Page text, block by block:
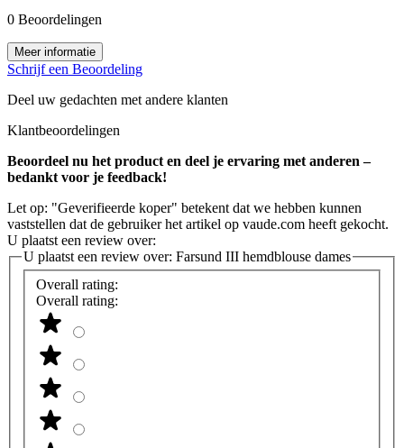
0 Beoordelingen
Meer informatie
Schrijf een Beoordeling
Deel uw gedachten met andere klanten
Klantbeoordelingen
Beoordeel nu het product en deel je ervaring met anderen –
bedankt voor je feedback!
Let op: "Geverifieerde koper" betekent dat we hebben kunnen
vaststellen dat de gebruiker het artikel op vaude.com heeft gekocht.
U plaatst een review over:
U plaatst een review over: Farsund III hemdblouse dames
Overall rating:
Overall rating: